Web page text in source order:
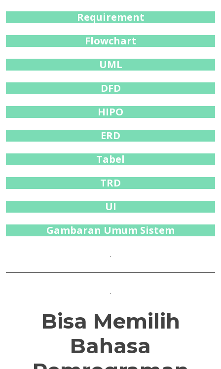
Requirement
Flowchart
UML
DFD
HIPO
ERD
Tabel
TRD
UI
Gambaran Umum Sistem
.
.
Bisa Memilih
Bahasa